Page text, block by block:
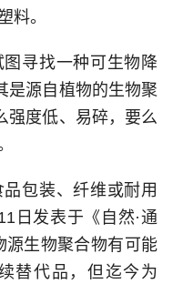
料。
寻找一种可生物降
是源自植物的生物聚
强度低、易碎，要么
包装、纤维或耐用
日发表于《自然·通
源生物聚合物有可能
替代品，但迄今为